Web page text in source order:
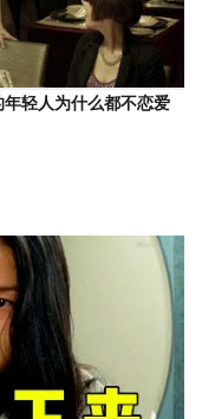
年轻人为什么都不恋爱